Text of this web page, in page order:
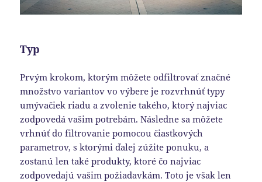
Typ
Prvým krokom, ktorým môžete odfiltrovať značné
množstvo variantov vo výbere je rozvrhnúť typy
umývačiek riadu a zvolenie takého, ktorý najviac
zodpovedá vašim potrebám. Následne sa môžete
vrhnúť do filtrovanie pomocou čiastkových
parametrov, s ktorými ďalej zúžite ponuku, a
zostanú len také produkty, ktoré čo najviac
zodpovedajú vašim požiadavkám. Toto je však len